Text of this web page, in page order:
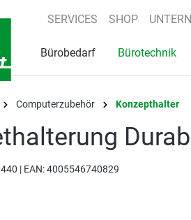
springen
SERVICES SHOP
Bürobedarf Bürotechnik
Computerzubehör Konzepthalter
| EAN: 4005546740829